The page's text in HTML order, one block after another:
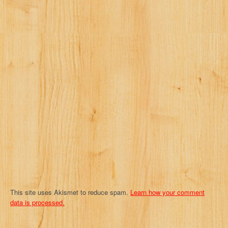
v
a
This site uses Akismet to reduce spam. Learn how your comment
data is processed.